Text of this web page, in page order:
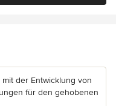
der Entwicklung von
für den gehobenen